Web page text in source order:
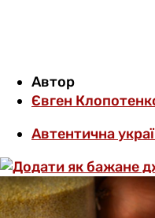
Автор
Євген
Автентична